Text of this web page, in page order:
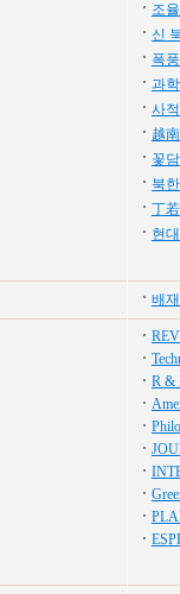
조
신
폭
과
사
越
꽃담
북
丁
현
배
R &